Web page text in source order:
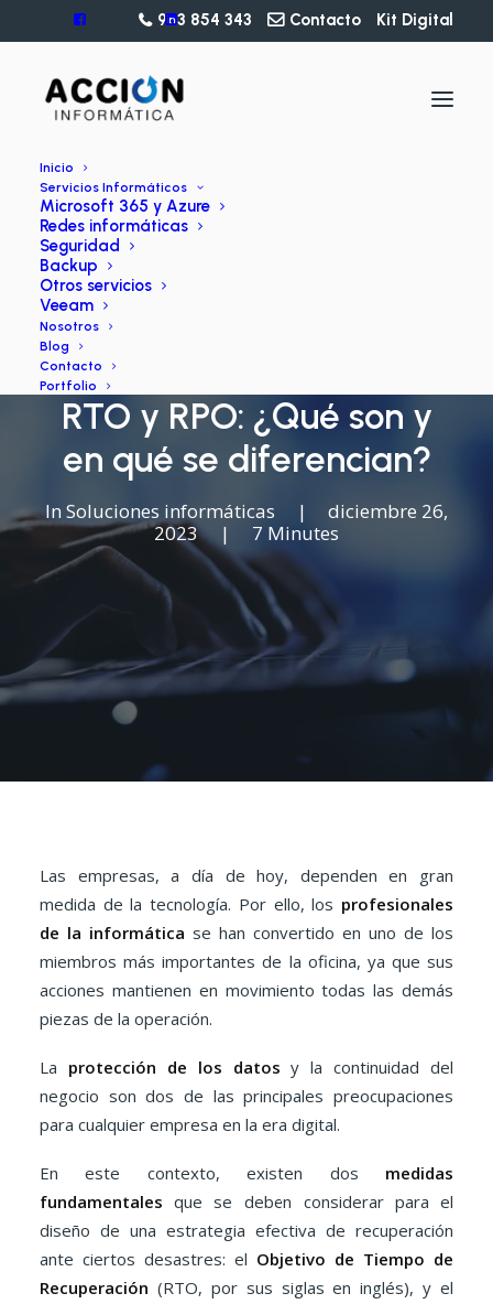
963 854 343 Contacto Kit Digital
Inicio
Servicios Informáticos
Microsoft 365 y Azure
Redes informáticas
Seguridad
Backup
Otros servicios
Veeam
Nosotros
Blog
Contacto
Portfolio
RTO y RPO: ¿Qué son y
en qué se diferencian?
In Soluciones informáticas |
diciembre 26,
2023
| 7 Minutes
Las empresas, a día de hoy, dependen en gran
medida de la tecnología. Por ello, los profesionales
de la informática se han convertido en uno de los
miembros más importantes de la oficina, ya que sus
acciones mantienen en movimiento todas las demás
piezas de la operación.
La protección de los datos y la continuidad del
negocio son dos de las principales preocupaciones
para cualquier empresa en la era digital.
En este contexto, existen dos medidas
fundamentales que se deben considerar para el
diseño de una estrategia efectiva de recuperación
ante ciertos desastres: el Objetivo de Tiempo de
Recuperación (RTO, por sus siglas en inglés), y el